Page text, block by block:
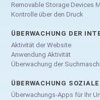
Removable Storage Devices
Kontrolle über den Druck
ÜBERWACHUNG DER
Aktivität der Website
Anwendung Aktivität
Überwachung der
ÜBERWACHUNG
Überwachungs-Apps für Ihr